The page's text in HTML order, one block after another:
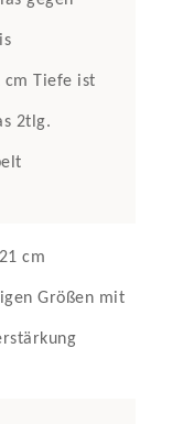
cm Tiefe ist
2tlg.
cm
Größen mit